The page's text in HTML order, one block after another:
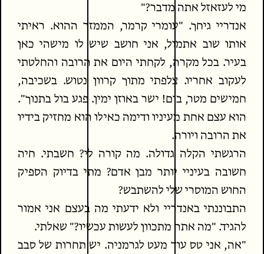
מי לעזאזל אתה מדבר?"
אנדריי גיחך. "עומרי קרמר, הממזר ההוא. ראיתי
אותו שוב אתמול, אני חושב שיש לו מישהי כאן
בעיר. בכל מקרה, לקחתי היום את הרובה והחלטתי
לעקוב אחריו. צלפתי מתוך קרוון נטוש. בשכיבה,
חמישים מטר, בום! ישר באוזן ימין. פגע בול בתנוך".
הוא עצם אחת מעיניו ודימה כאילו הוא מחזיק בידיו
את הרובה ויורה.
הרגשתי הקלה גדולה. מה קורה לי? חשבתי. חיה
חשובה בעיניי יותר מבן אדם? מתי בדיוק הספיק
החוש המוסרי שלי להשתבש?
התבוננתי באנדריי ולא ידעתי מה בעצם אני אמור
להגיד. "מה אתה מתכוון לעשות עכשיו?" שאלתי.
"אה, אני טס עוד מעט לגרמניה. יש תחרות של סבב